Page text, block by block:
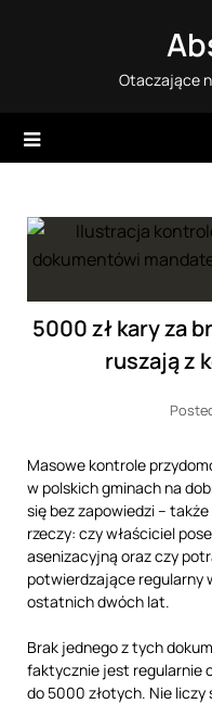
Otaczające
5000 zł kary za
ruszają z
Masowe kontrole
w polskich gminach na
się bez zapowiedzi –
rzeczy: czy właściciel
asenizacyjną oraz czy
potwierdzające regularny
ostatnich dwóch lat.
Brak jednego z tych
faktycznie jest regularnie
do 5000 złotych. Nie